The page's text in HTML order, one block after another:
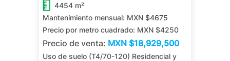
4454 m²
Mantenimiento mensual: MXN $4675
Precio por metro cuadrado: MXN $4250
Precio de venta: MXN $18,929,500
Uso de suelo (T4/70-120) Residencial y